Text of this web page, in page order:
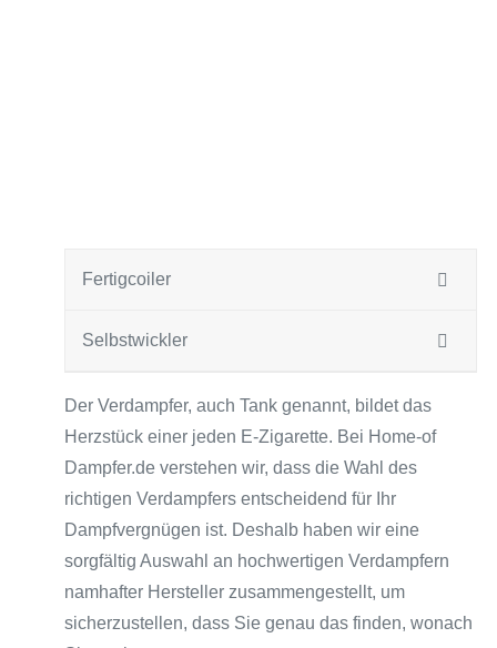
Fertigcoiler
Selbstwickler
Der Verdampfer, auch Tank genannt, bildet das
Herzstück einer jeden E-Zigarette. Bei Home-of
Dampfer.de verstehen wir, dass die Wahl des
richtigen Verdampfers entscheidend für Ihr
Dampfvergnügen ist. Deshalb haben wir eine
sorgfältig Auswahl an hochwertigen Verdampfern
namhafter Hersteller zusammengestellt, um
sicherzustellen, dass Sie genau das finden, wonach